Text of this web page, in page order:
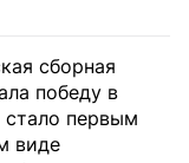
сборная
победу в
стало первым
виде